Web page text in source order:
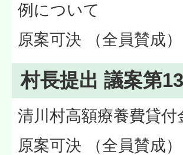
例について
原案可決 （全員賛成）
村長提出 議案第
清川村高額療養費貸
原案可決 （全員賛成）